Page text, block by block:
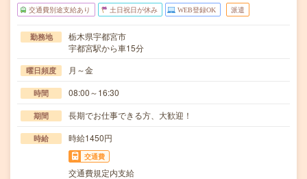
交通費別途支給あり 土日祝日が休み WEB登録OK 派遣
勤務地
栃木県宇都宮市
宇都宮駅から車15分
曜日頻度 月～金
時間 08:00～16:30
期間 長期でお仕事できる方、大歓迎！
時給 時給1450円
交通費
交通費規定内支給